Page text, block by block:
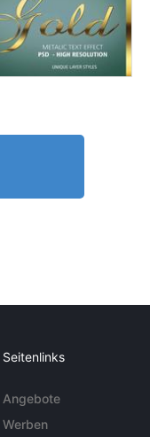
Seitenlinks
Angebote
Werben